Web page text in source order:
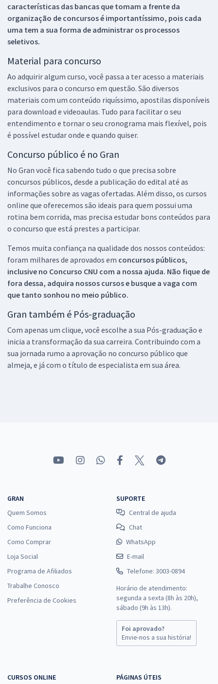
características das bancas que tomam a frente da
organização de concursos é importantíssimo, pois cada
uma tem a sua forma de administrar os processos
seletivos.
Material para concurso
Ao adquirir algum curso, você passa a ter acesso a materiais
exclusivos para o concurso em questão. São diversos
materiais com um conteúdo riquíssimo, apostilas disponíveis
para download e videoaulas. Tudo para facilitar o seu
entendimento e tornar o seu cronograma mais flexível, pois
é possível estudar onde e quando quiser.
Concurso público é no Gran
No Gran você fica sabendo tudo o que precisa sobre
concursos públicos, desde a publicação do edital até as
informações sobre as vagas ofertadas. Além disso, os cursos
online que oferecemos são ideais para quem possui uma
rotina bem corrida, mas precisa estudar bons conteúdos para
o concurso que está prestes a participar.
Temos muita confiança na qualidade dos nossos conteúdos:
foram milhares de aprovados em concursos públicos,
inclusive no Concurso CNU com a nossa ajuda. Não fique de
fora dessa, adquira nossos cursos e busque a vaga com
que tanto sonhou no meio público.
Gran também é Pós-graduação
Com apenas um clique, você escolhe a sua Pós-graduação e
inicia a transformação da sua carreira. Contribuindo com a
sua jornada rumo a aprovação no concurso público que
almeja, e já com o título de especialista em sua área.
GRAN
Quem Somos
Como Funciona
Como Comprar
Loja Social
Programa de Afiliados
Trabalhe Conosco
Preferência de Cookies
SUPORTE
Central de ajuda
Chat
WhatsApp
E-mail
Telefone: 3003-0894
Horário de atendimento:
segunda a sexta (8h às 20h),
sábado (9h às 13h).
Foi aprovado?
Envie-nos a sua história!
CURSOS ONLINE PÁGINAS ÚTEIS